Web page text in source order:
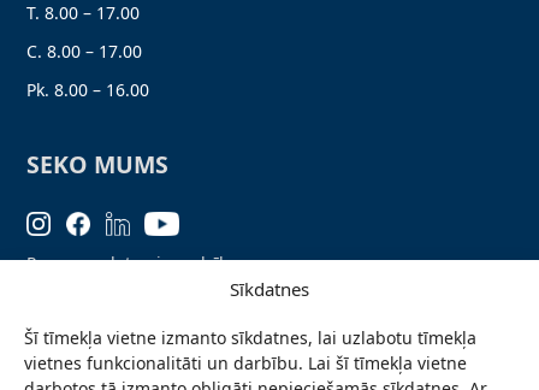
Sīkdatnes
Šī tīmekļa vietne izmanto sīkdatnes, lai uzlabotu tīmekļa
vietnes funkcionalitāti un darbību. Lai šī tīmekļa vietne
T. 8.00 – 17.00
C. 8.00 – 17.00
Pk. 8.00 – 16.00
SEKO MUMS
Personas datu aizsardzība
Ziņo par problēmu
Pieteikties jaunumiem